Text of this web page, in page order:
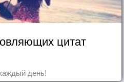
цитат
день!